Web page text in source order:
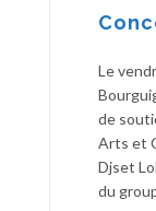
Le
de
Arts et
Djset
du